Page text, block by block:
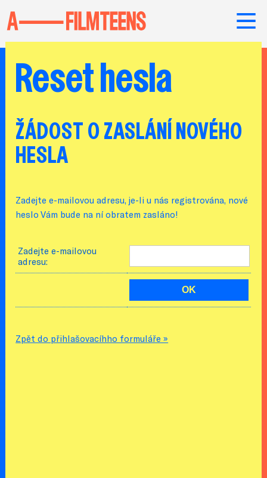
Reset hesla
ŽÁDOST O ZASLÁNÍ NOVÉHO
HESLA
Zadejte e-mailovou adresu, je-li u nás registrována, nové
heslo Vám bude na ní obratem zasláno!
Zadejte e-mailovou
adresu:
Zpět do přihlašovacíhho formuláře »